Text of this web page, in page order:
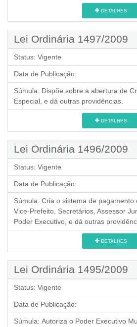
DETALHES
Lei Ordinária 1497/2009
Status: Vigente
Data de Publicação:
Súmula: Dispõe sobre a abertura de
Especial, e dá outras providências.
DETALHES
Lei Ordinária 1496/2009
Status: Vigente
Data de Publicação:
Súmula: Cria o sistema de pagamento
Vice-Prefeito, Secretários, Assessor
Poder Executivo, e dá outras
DETALHES
Lei Ordinária 1495/2009
Status: Vigente
Data de Publicação:
Súmula: Autoriza o Poder Executivo